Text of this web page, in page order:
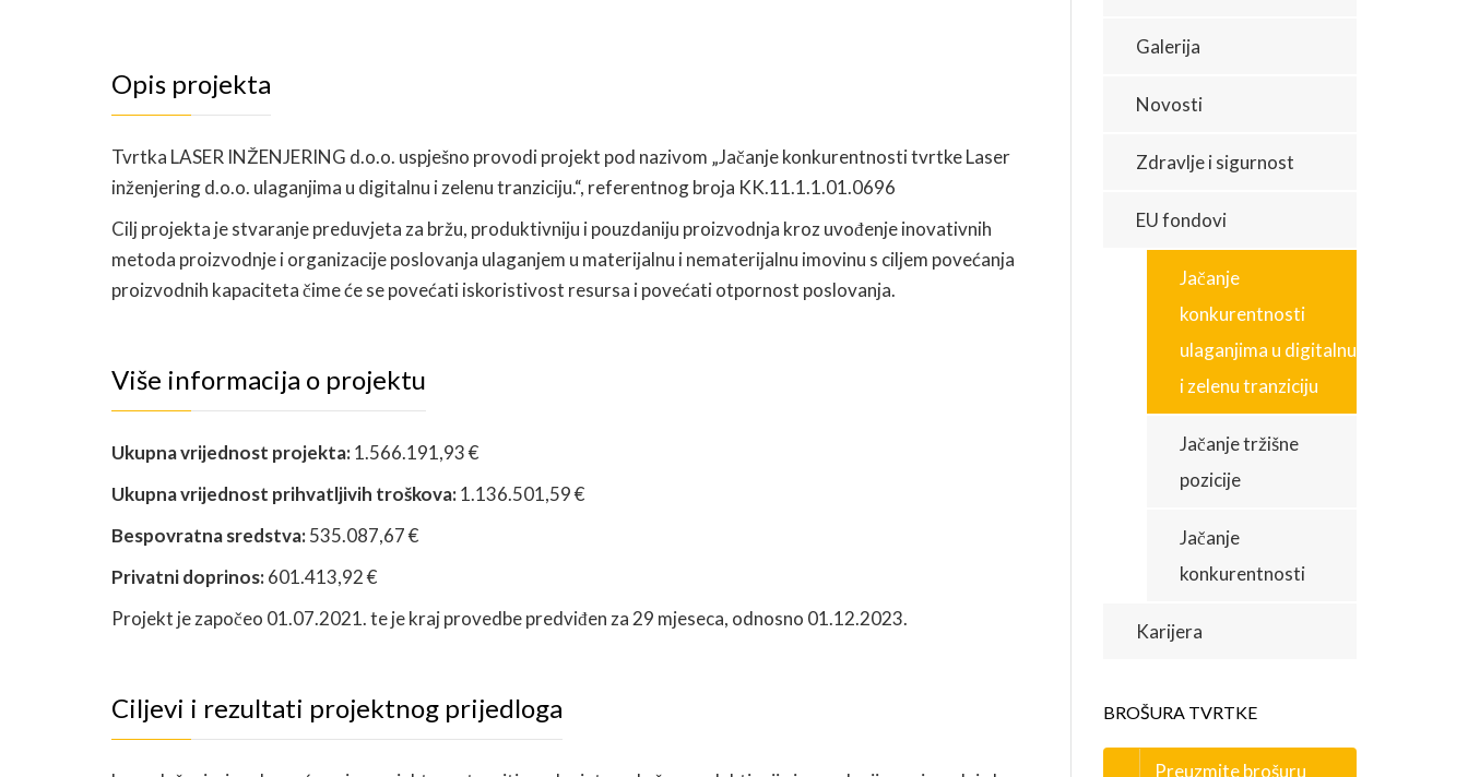
ZDRAVLJE I SIGURNOST
Opis projekta
Tvrtka LASER INŽENJERING d.o.o. uspješno provodi projekt pod nazivom „Jačanje konkurentnosti tvrtke Laser
inženjering d.o.o. ulaganjima u digitalnu i zelenu tranziciju.“, referentnog broja KK.11.1.1.01.0696
Cilj projekta je stvaranje preduvjeta za bržu, produktivniju i pouzdaniju proizvodnja kroz uvođenje inovativnih
metoda proizvodnje i organizacije poslovanja ulaganjem u materijalnu i nematerijalnu imovinu s ciljem povećanja
proizvodnih kapaciteta čime će se povećati iskoristivost resursa i povećati otpornost poslovanja.
Više informacija o projektu
Ukupna vrijednost projekta:1.566.191,93 €
Ukupna vrijednost prihvatljivih troškova:1.136.501,59 €
Bespovratna sredstva:535.087,67 €
Privatni doprinos:601.413,92 €
Projekt je započeo 01.07.2021. te je kraj provedbe predviđen za 29 mjeseca, odnosno 01.12.2023.
Ciljevi i rezultati projektnog prijedloga
Galerija
Novosti
Zdravlje i sigurnost
EU fondovi
Jačanje
konkurentnosti
ulaganjima u digitalnu
i zelenu tranziciju
Jačanje tržišne
pozicije
Jačanje
konkurentnosti
Karijera
BROŠURA TVRTKE
Preuzmite brošuru